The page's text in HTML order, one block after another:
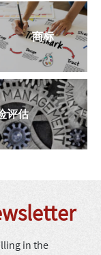
商标
评估
in the